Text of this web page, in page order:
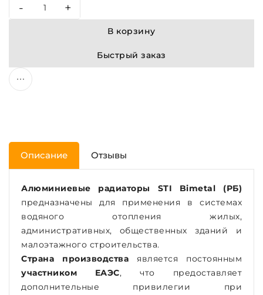
- +
В корзину
Быстрый заказ
Описание Отзывы
Алюминиевые радиаторы STI Bimetal (РБ)
предназначены для применения в системах
водяного отопления жилых,
административных, общественных зданий и
малоэтажного строительства.
Страна производства является постоянным
участником ЕАЭС, что предоставляет
дополнительные привилегии при